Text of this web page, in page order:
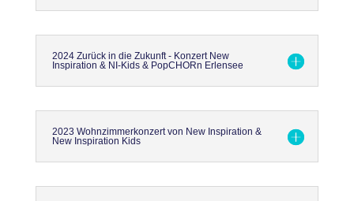
2024 Zurück in die Zukunft - Konzert New
Inspiration & NI-Kids & PopCHORn Erlensee
2023 Wohnzimmerkonzert von New Inspiration &
New Inspiration Kids